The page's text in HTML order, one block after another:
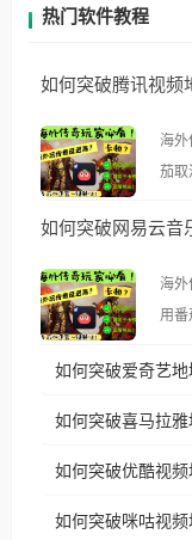
热门软件教程
如何突破腾讯视频
海外
茄取消海
示语。 海外用户如香港、澳门
像
仅能在中
使用
台湾
权限
如何突破网易云音
海外
用番茄
播放”的提示语
国
制问
户收
如何突破爱奇艺地
如何突破喜马拉
如何突破优酷视
如何突破咪咕视